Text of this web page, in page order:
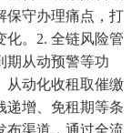
保守办理痛点，打
化。2. 全链风险管
期从动预警等功
从动化收租取催缴
递增、免租期等条